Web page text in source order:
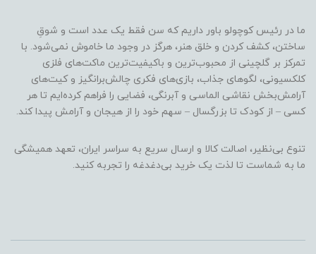
ما در رئیس کوچولو باور داریم که سن فقط یک عدد است و شوقِ
ساختن، کشف کردن و خلق هنر، هرگز در وجود ما خاموش نمی‌شود. با
تمرکز بر گلچینی از محبوب‌ترین و باکیفیت‌ترین ماکت‌های فلزی
کلکسیونی، لگوهای جذاب، بازی‌های فکری چالش‌برانگیز و کیت‌های
آرامش‌بخش نقاشی الماسی و آبرنگی، فضایی را فراهم کرده‌ایم تا هر
کسی – از کودک تا بزرگسال – سهم خود را از هیجان و آرامش پیدا کند.
تنوع بی‌نظیر، اصالت کالا و ارسال سریع به سراسر ایران، تعهد همیشگی
ما به شماست تا لذت یک خرید بی‌دغدغه را تجربه کنید.